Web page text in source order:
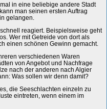
in eine beliebige andere Stadt
man seinen ersten Auftrag
gelangen.
reagiert. Beispielsweise geht
Wer mit Getreide von dort als
einen schönen Gewinn gemacht.
verschiedenen Waren
von Angebot und Nachfrage
nach der anderen nach Algier
Was sollen wir denn damit?
die Seeschlachten einzeln zu
eintreten, wenn einem im